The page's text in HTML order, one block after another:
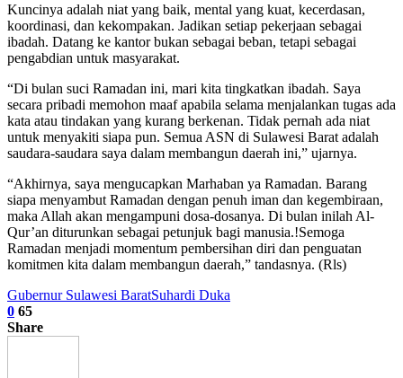
Kuncinya adalah niat yang baik, mental yang kuat, kecerdasan,
koordinasi, dan kekompakan. Jadikan setiap pekerjaan sebagai
ibadah. Datang ke kantor bukan sebagai beban, tetapi sebagai
pengabdian untuk masyarakat.
“Di bulan suci Ramadan ini, mari kita tingkatkan ibadah. Saya
secara pribadi memohon maaf apabila selama menjalankan tugas ada
kata atau tindakan yang kurang berkenan. Tidak pernah ada niat
untuk menyakiti siapa pun. Semua ASN di Sulawesi Barat adalah
saudara-saudara saya dalam membangun daerah ini,” ujarnya.
“Akhirnya, saya mengucapkan Marhaban ya Ramadan. Barang
siapa menyambut Ramadan dengan penuh iman dan kegembiraan,
maka Allah akan mengampuni dosa-dosanya. Di bulan inilah Al-
Qur’an diturunkan sebagai petunjuk bagi manusia.!Semoga
Ramadan menjadi momentum pembersihan diri dan penguatan
komitmen kita dalam membangun daerah,” tandasnya. (Rls)
Gubernur Sulawesi BaratSuhardi Duka
0 65
Share